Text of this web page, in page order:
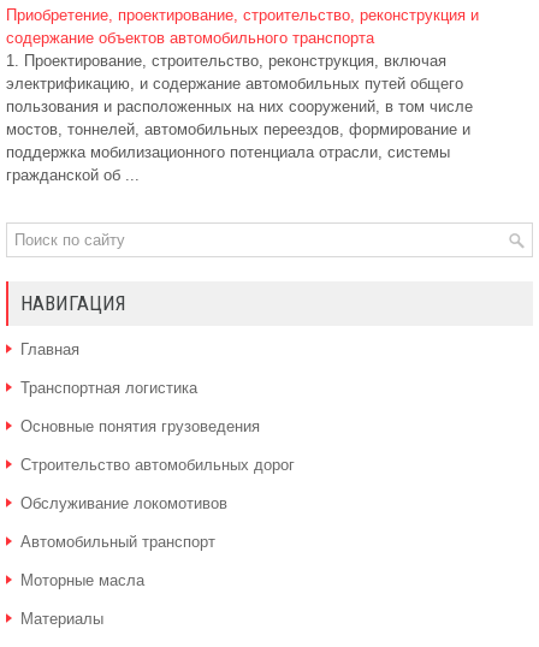
Приобретение, проектирование, строительство, реконструкция и
содержание объектов автомобильного транспорта
1. Проектирование, строительство, реконструкция, включая
электрификацию, и содержание автомобильных путей общего
пользования и расположенных на них сооружений, в том числе
мостов, тоннелей, автомобильных переездов, формирование и
поддержка мобилизационного потенциала отрасли, системы
гражданской об ...
НАВИГАЦИЯ
Главная
Транспортная логистика
Основные понятия грузоведения
Строительство автомобильных дорог
Обслуживание локомотивов
Автомобильный транспорт
Моторные масла
Материалы